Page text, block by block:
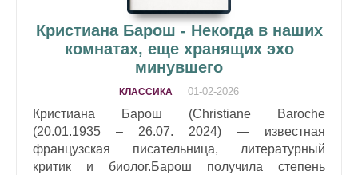
Кристиана Барош - Некогда в наших
комнатах, еще хранящих эхо
минувшего
КЛАССИКА 01-02-2026
Кристиана Барош (Christiane Baroche
(20.01.1935 – 26.07. 2024) — известная
французская писательница, литературный
критик и биолог.Барош получила степень